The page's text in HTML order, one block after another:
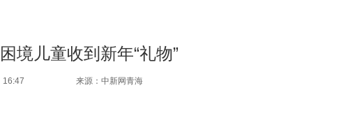
境儿童收到新年“礼物”
16:47 来源：中新网青海